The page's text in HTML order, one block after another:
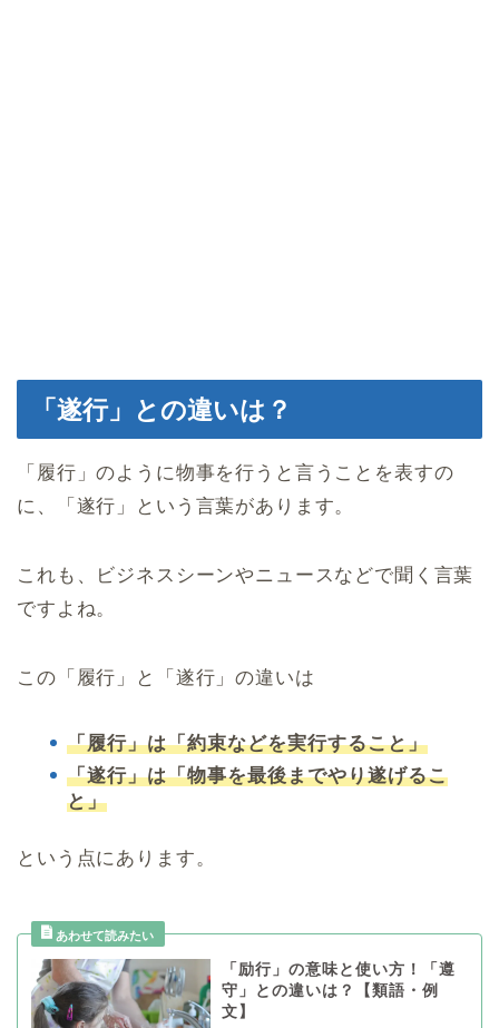
「遂行」との違いは？
「履行」のように物事を行うと言うことを表すの
に、「遂行」という言葉があります。
これも、ビジネスシーンやニュースなどで聞く言葉
ですよね。
この「履行」と「遂行」の違いは
「履行」は「約束などを実行すること」
「遂行」は「物事を最後までやり遂げるこ
と」
という点にあります。
「励行」の意味と使い方！「遵
守」との違いは？【類語・例
文】